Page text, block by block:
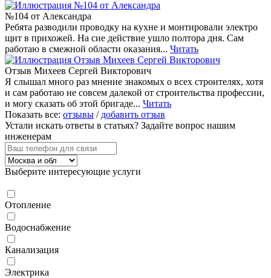
№104 от Александра
Ребята разводили проводку на кухне и монтировали электро
щит в прихожей. На сие действие ушло полтора дня. Сам
работаю в смежной области оказания... Читать
Отзыв Михеев Сергей Викторович
Я слышал много раз мнение знакомых о всех строителях, хотя
и сам работаю не совсем далекой от строительства профессии,
и могу сказать об этой бригаде... Читать
Показать все: отзывы / добавить отзыв
Устали искать ответы в статьях? Задайте вопрос нашим
инженерам
Выберите интересующие услуги
Отопление
Водоснабжение
Канализация
Электрика